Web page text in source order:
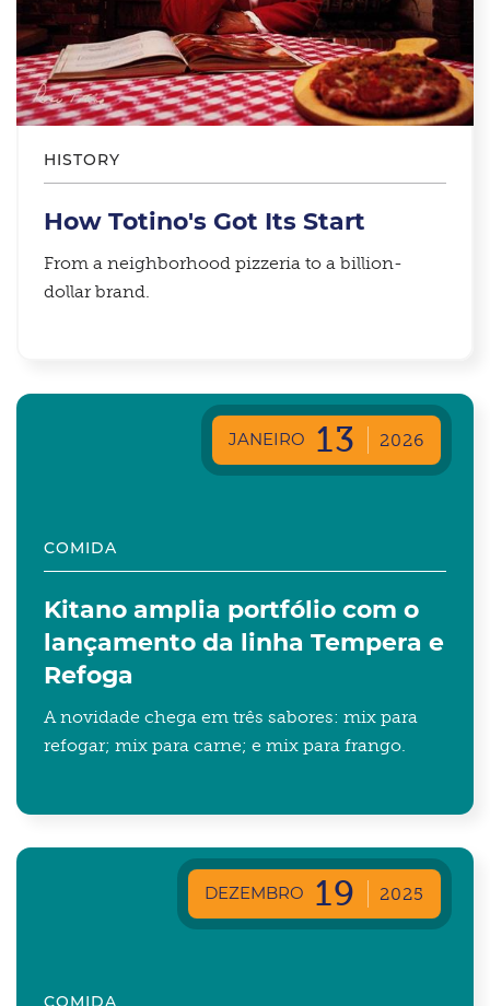
HISTORY
How Totino's Got Its Start
From a neighborhood pizzeria to a billion-
dollar brand.
JANEIRO 13 2026
COMIDA
Kitano amplia portfólio com o
lançamento da linha Tempera e
Refoga
A novidade chega em três sabores: mix para
refogar; mix para carne; e mix para frango.
DEZEMBRO 19 2025
COMIDA